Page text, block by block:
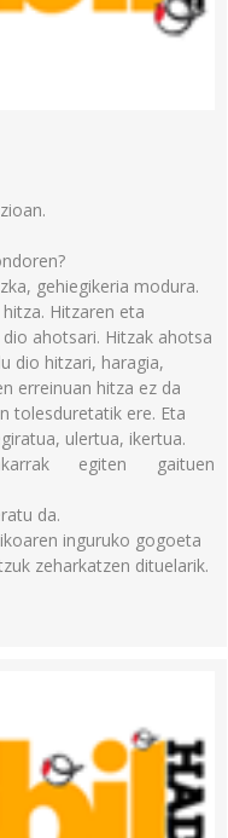
gehiegikeria modura.
Hitzaren eta
ahotsari. Hitzak ahotsa
dio hitzari, haragia,
erreinuan hitza ez da
tolesduretatik ere. Eta
ulertua, ikertua.
egiten gaituen
da.
inguruko gogoeta
zeharkatzen dituelarik.